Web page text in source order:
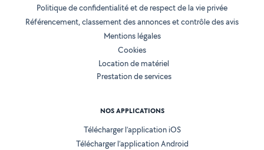
Politique de confidentialité et de respect de la vie privée
Référencement, classement des annonces et contrôle des avis
Mentions légales
Cookies
Location de matériel
Prestation de services
NOS APPLICATIONS
Télécharger l’application iOS
Télécharger l’application Android